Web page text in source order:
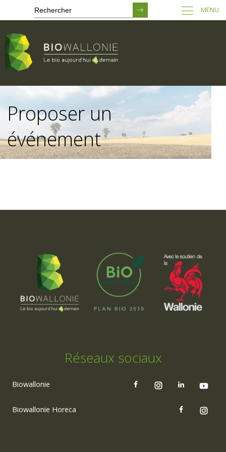
contenu
principal
MENU
Proposer un
événement
Réseaux sociaux
Biowallonie
Biowallonie Horeca